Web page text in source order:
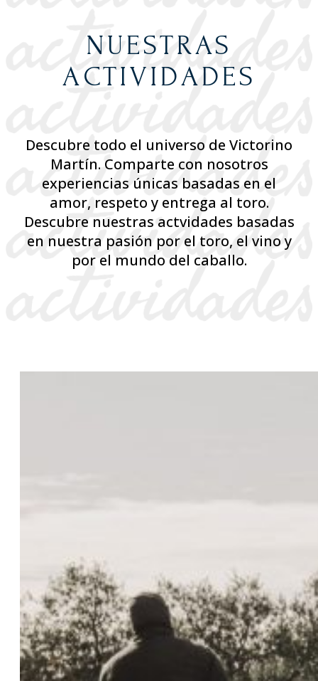
NUESTRAS
ACTIVIDADES
Descubre todo el universo de Victorino
Martín. Comparte con nosotros
experiencias únicas basadas en el
amor, respeto y entrega al toro.
Descubre nuestras actvidades basadas
en nuestra pasión por el toro, el vino y
por el mundo del caballo.